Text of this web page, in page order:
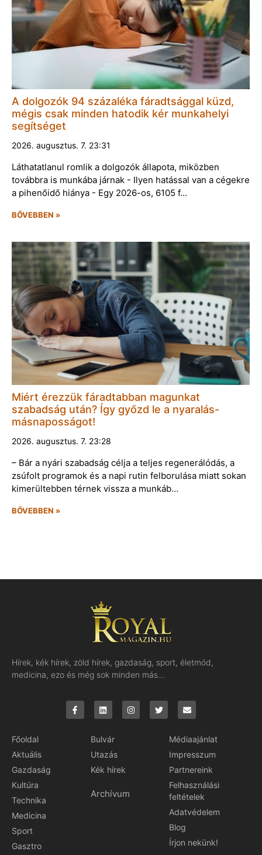
A dolgozók 94 százaléka fáradtsággal küzd,
mégis csak minden hatodik kér munkahelyi
segítséget
2026. augusztus. 7. 23:31
Láthatatlanul romlik a dolgozók állapota, miközben
továbbra is munkába járnak - Ilyen hatással van a cégekre
a pihenőidő hiánya - Egy 2026-os, 6105 f…
BŐVEBBEN »
Miért érezzük fáradtabban magunkat
szabadság után? Így győzd le a nyaralás-
másnaposságot!
2026. augusztus. 7. 23:28
– Bár a nyári szabadság célja a teljes regenerálódás, a
zsúfolt programok és a napi rutin felborulása miatt sokan
kimerültebben térnek vissza a munkáb…
BŐVEBBEN »
Hírek, kék hírek, zöld hírek, gazdaság, sport, életmód,
medicina, ezo és még sok minden más…
Főoldal
Aktuális
Gazdaság
Kultúra
Technika
Medicina
Sport
Gasztro
Bulvár
Utazás
Kék hírek
Archívum
Médiaajánlat
Impresszum
Partnereink
Felhasználási
feltételek
Adatvédelem
Blog
Írjon nekünk!